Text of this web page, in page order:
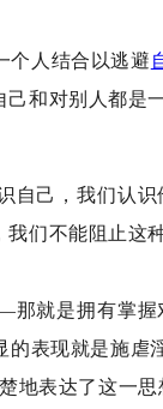
个人结合以逃避
和对别人都是
自己，我们认
们不能阻止这
就是拥有掌
表现就是施
地表达了这